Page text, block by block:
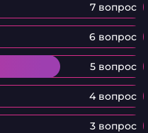
7 вопрос
6 вопрос
5 вопрос
4 вопрос
3 вопрос